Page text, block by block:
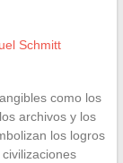
Schmitt
como los
archivos y los
los logros